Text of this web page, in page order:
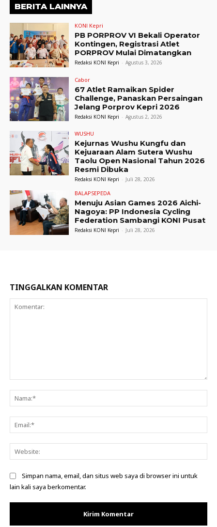
BERITA LAINNYA
KONI Kepri
PB PORPROV VI Bekali Operator
Kontingen, Registrasi Atlet
PORPROV Mulai Dimatangkan
Redaksi KONI Kepri - Agustus 3, 2026
Cabor
67 Atlet Ramaikan Spider
Challenge, Panaskan Persaingan
Jelang Porprov Kepri 2026
Redaksi KONI Kepri - Agustus 2, 2026
WUSHU
Kejurnas Wushu Kungfu dan
Kejuaraan Alam Sutera Wushu
Taolu Open Nasional Tahun 2026
Resmi Dibuka
Redaksi KONI Kepri - Juli 28, 2026
BALAPSEPEDA
Menuju Asian Games 2026 Aichi-
Nagoya: PP Indonesia Cycling
Federation Sambangi KONI Pusat
Redaksi KONI Kepri - Juli 28, 2026
TINGGALKAN KOMENTAR
Simpan nama, email, dan situs web saya di browser ini untuk
lain kali saya berkomentar.